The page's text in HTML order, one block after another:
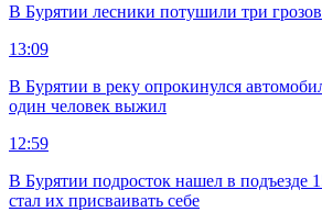
В Бурятии лесники потушили три
13:09
В Бурятии в реку опрокинулся
один человек выжил
12:59
В Бурятии подросток нашел в подъезде
стал их присваивать себе